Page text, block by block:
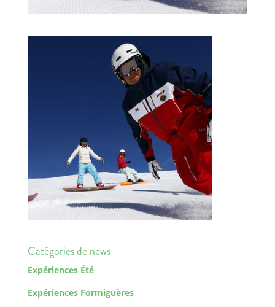
Catégories de news
Expériences Été
Expériences Formiguères